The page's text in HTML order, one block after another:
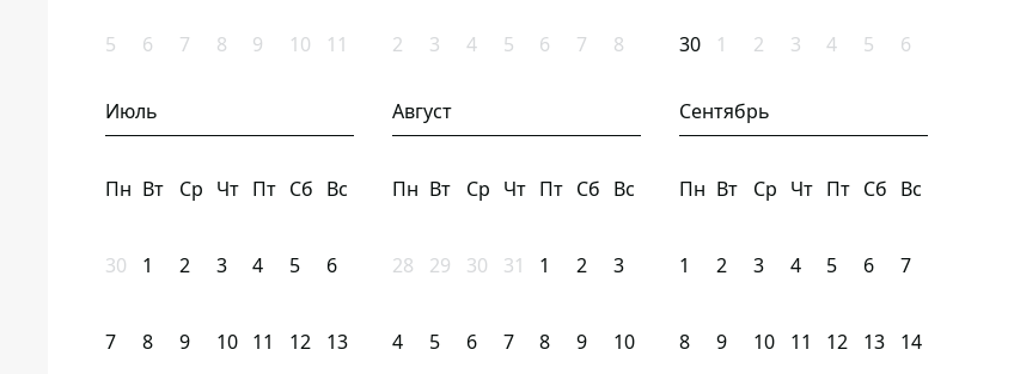
5 6 7 8 9 10 11 2 3 4 5 6 7 8 30 1 2 3 4 5 6
Июль
Пн Вт Ср Чт Пт Сб Вс
30 1 2 3 4 5 6
7 8 9 10 11 12 13
Август
Пн Вт Ср Чт Пт Сб Вс
28 29 30 31 1 2 3
4 5 6 7 8 9 10
Сентябрь
Пн Вт Ср Чт Пт Сб Вс
1 2 3 4 5 6 7
8 9 10 11 12 13 14